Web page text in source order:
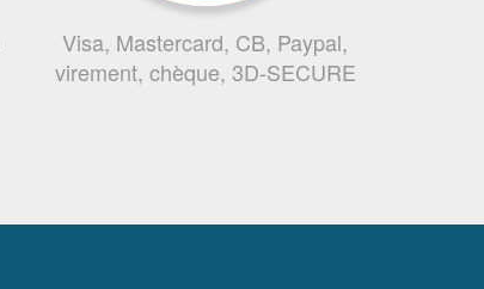
Visa, Mastercard, CB, Paypal,
virement, chèque, 3D-SECURE